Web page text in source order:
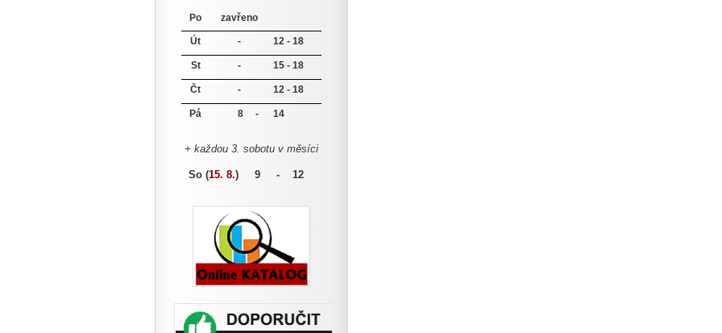
Po zavřeno
Út - 12 - 18
St - 15 - 18
Čt - 12 - 18
Pá 8 - 14
+ každou 3. sobotu v měsíci
So (15. 8.) 9 - 12